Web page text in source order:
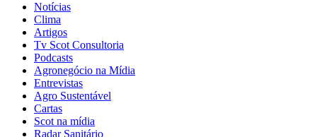
Notícias
Clima
Artigos
Tv Scot Consultoria
Podcasts
Agronegócio na Mídia
Entrevistas
Agro Sustentável
Cartas
Scot na mídia
Radar Sanitário